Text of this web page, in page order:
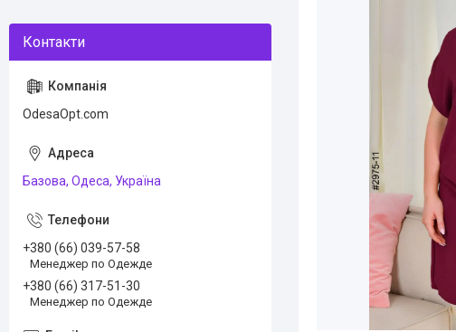
OdesaOpt.com
Базова, Одеса, Україна
+380 (66) 039-57-58
Менеджер по Одежде
+380 (66) 317-51-30
Менеджер по Одежде